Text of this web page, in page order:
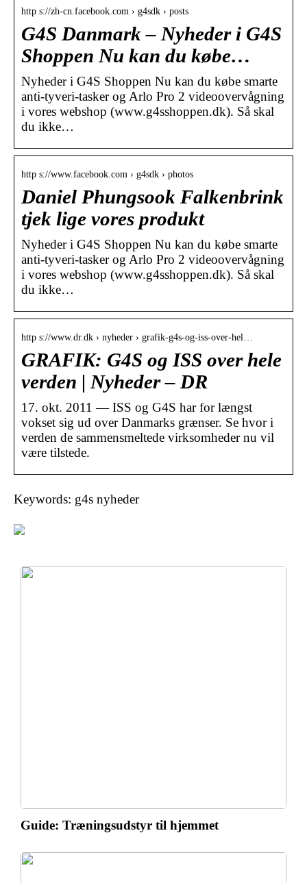
http s://zh-cn.facebook.com › g4sdk › posts
G4S Danmark – Nyheder i G4S
Shoppen Nu kan du købe…
Nyheder i G4S Shoppen Nu kan du købe smarte
anti-tyveri-tasker og Arlo Pro 2 videoovervågning
i vores webshop (www.g4sshoppen.dk). Så skal
du ikke…
http s://www.facebook.com › g4sdk › photos
Daniel Phungsook Falkenbrink
tjek lige vores produkt
Nyheder i G4S Shoppen Nu kan du købe smarte
anti-tyveri-tasker og Arlo Pro 2 videoovervågning
i vores webshop (www.g4sshoppen.dk). Så skal
du ikke…
http s://www.dr.dk › nyheder › grafik-g4s-og-iss-over-hel…
GRAFIK: G4S og ISS over hele
verden | Nyheder – DR
17. okt. 2011 — ISS og G4S har for længst
vokset sig ud over Danmarks grænser. Se hvor i
verden de sammensmeltede virksomheder nu vil
være tilstede.
Keywords: g4s nyheder
Guide: Træningsudstyr til hjemmet